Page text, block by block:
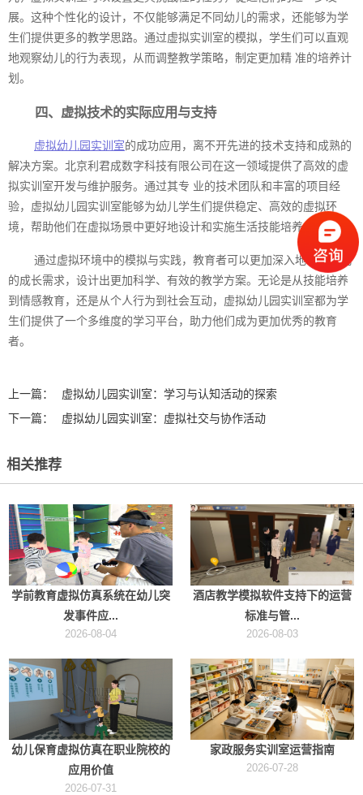
展。这种个性化的设计，不仅能够满足不同幼儿的需求，还能够为学
生们提供更多的教学思路。通过虚拟实训室的模拟，学生们可以直观
地观察幼儿的行为表现，从而调整教学策略，制定更加精 准的培养计
划。
四、虚拟技术的实际应用与支持
虚拟幼儿园实训室的成功应用，离不开先进的技术支持和成熟的
解决方案。北京利君成数字科技有限公司在这一领域提供了高效的虚
拟实训室开发与维护服务。通过其专 业的技术团队和丰富的项目经
验，虚拟幼儿园实训室能够为幼儿学生们提供稳定、高效的虚拟环
境，帮助他们在虚拟场景中更好地设计和实施生活技能培养方案。
通过虚拟环境中的模拟与实践，教育者可以更加深入地理解幼儿
的成长需求，设计出更加科学、有效的教学方案。无论是从技能培养
到情感教育，还是从个人行为到社会互动，虚拟幼儿园实训室都为学
生们提供了一个多维度的学习平台，助力他们成为更加优秀的教育
者。‍
上一篇：
虚拟幼儿园实训室：学习与认知活动的探索
下一篇：
虚拟幼儿园实训室：虚拟社交与协作活动
相关推荐
学前教育虚拟仿真系统在幼儿突
发事件应...
2026-08-04
酒店教学模拟软件支持下的运营
标准与管...
2026-08-03
幼儿保育虚拟仿真在职业院校的
应用价值
2026-07-31
家政服务实训室运营指南
2026-07-28